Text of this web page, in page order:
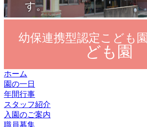
す。
幼保連携型認定こども園
ども園
ホーム
園の一日
年間行事
スタッフ紹介
入園のご案内
職員募集